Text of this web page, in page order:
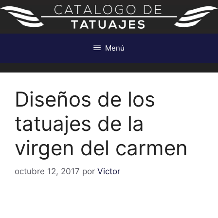
Saltar
contenido
Menú
Diseños de los
tatuajes de la
virgen del carmen
octubre 12, 2017 por Victor